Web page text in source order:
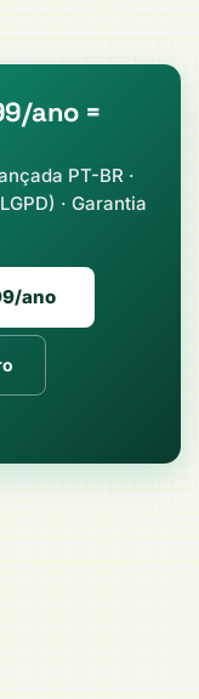
ano =
PT-BR ·
· Garantia
ano